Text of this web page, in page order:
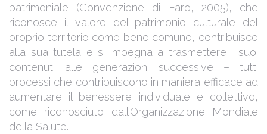
patrimoniale (Convenzione di Faro, 2005), che
riconosce il valore del patrimonio culturale del
proprio territorio come bene comune, contribuisce
alla sua tutela e si impegna a trasmettere i suoi
contenuti alle generazioni successive – tutti
processi che contribuiscono in maniera efficace ad
aumentare il benessere individuale e collettivo,
come riconosciuto dall’Organizzazione Mondiale
della Salute.